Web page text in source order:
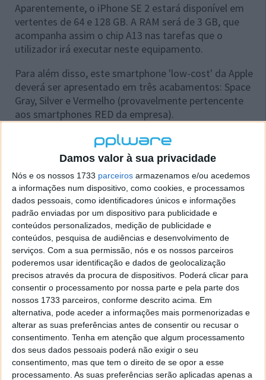
Damos valor à sua privacidade
Nós e os nossos 1733 parceiros armazenamos e/ou acedemos
a informações num dispositivo, como cookies, e processamos
dados pessoais, como identificadores únicos e informações
padrão enviadas por um dispositivo para publicidade e
conteúdos personalizados, medição de publicidade e
conteúdos, pesquisa de audiências e desenvolvimento de
serviços. Com a sua permissão, nós e os nossos parceiros
poderemos usar identificação e dados de geolocalização
precisos através da procura de dispositivos. Poderá clicar para
consentir o processamento por nossa parte e pela parte dos
nossos 1733 parceiros, conforme descrito acima. Em
alternativa, pode aceder a informações mais pormenorizadas e
alterar as suas preferências antes de consentir ou recusar o
consentimento. Tenha em atenção que algum processamento
dos seus dados pessoais poderá não exigir o seu
consentimento, mas que tem o direito de se opor a esse
processamento. As suas preferências serão aplicadas apenas a
Aparentemente, o iPhone SE 2 estará disponível em
vertentes de 64 e 128 GB. A RAM será de 3 GB, que
acompanha assim o chip A13 nas tarefas que o
utilizador irá executar neste equipamento.
Para além disso, este smartphone 'low-cost' da Apple
deverá ser apresentado em três acabamentos: Space
Gray, Silver e Vermelho (provavelmente pertencente
aos smartphones RED da empresa).
O preço para o iPhone SE 2 estima-se que será de
$399. Tendo em conta as especificações e a
longevidade que os dispositivos da Apple oferecem,
este terminal deverá ser comercialmente bem
sucedido!
Caso vá vender o seu iPhone para comprar o SE
2, saiba o que fazer!